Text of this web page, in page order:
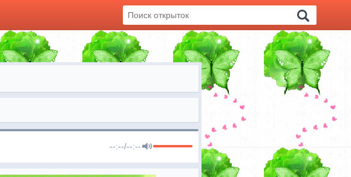
--:--/--:--